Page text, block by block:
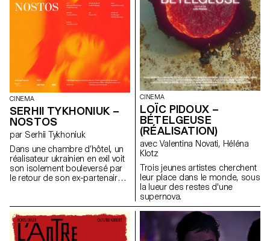
CINEMA
SERHII TYKHONIUK –
NOSTOS
par Serhii Tykhoniuk
Dans une chambre d’hôtel, un
réalisateur ukrainien en exil voit
son isolement bouleversé par
le retour de son ex-partenaire
père.
CINEMA
LOÏC PIDOUX –
BÉTELGEUSE
(RÉALISATION)
avec Valentina Novati, Héléna
Klotz
Trois jeunes artistes cherchent
leur place dans le monde, sous
la lueur des restes d'une
supernova.